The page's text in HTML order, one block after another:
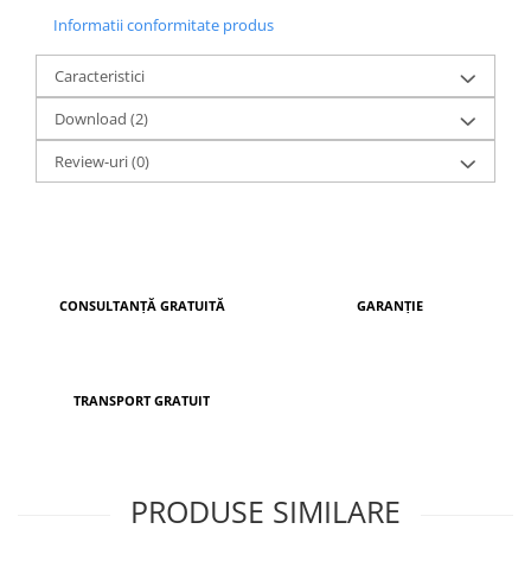
Informatii conformitate produs
Caracteristici
Download (2)
Review-uri(0)
CONSULTANȚĂ GRATUITĂ GARANȚIE
TRANSPORT GRATUIT
PRODUSE SIMILARE